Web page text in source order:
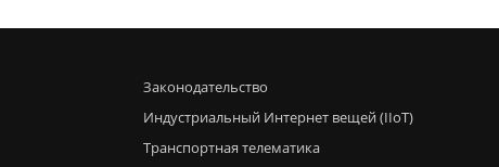
Законодательство
Индустриальный Интернет вещей (IIoT)
Транспортная телематика